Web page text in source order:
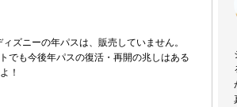
ズニーの年パスは、販売していません。
でも今後年パスの復活・再開の兆しはある
！